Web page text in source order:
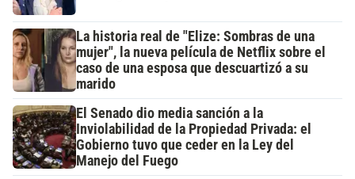
La historia real de "Elize: Sombras de una
mujer", la nueva película de Netflix sobre el
caso de una esposa que descuartizó a su
marido
El Senado dio media sanción a la
Inviolabilidad de la Propiedad Privada: el
Gobierno tuvo que ceder en la Ley del
Manejo del Fuego